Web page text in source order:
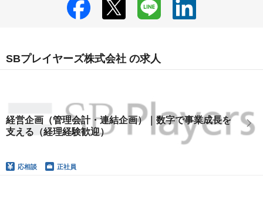
SBプレイヤーズ株式会社 の求人
経営企画（管理会計・連結企画）｜数字で事業成長を
支える（経理経験歓迎）
応相談 正社員